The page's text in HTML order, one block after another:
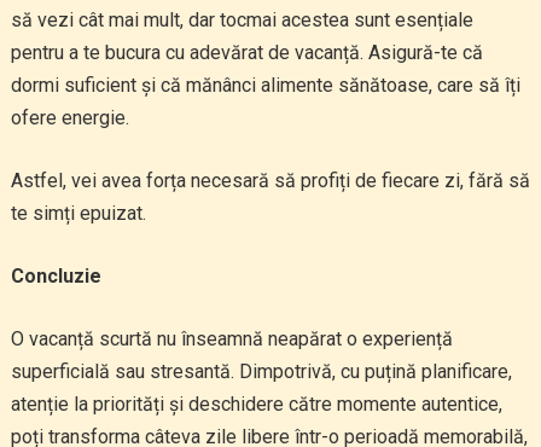
să vezi cât mai mult, dar tocmai acestea sunt esențiale
pentru a te bucura cu adevărat de vacanță. Asigură-te că
dormi suficient și că mănânci alimente sănătoase, care să îți
ofere energie.
Astfel, vei avea forța necesară să profiți de fiecare zi, fără să
te simți epuizat.
Concluzie
O vacanță scurtă nu înseamnă neapărat o experiență
superficială sau stresantă. Dimpotrivă, cu puțină planificare,
atenție la priorități și deschidere către momente autentice,
poți transforma câteva zile libere într-o perioadă memorabilă,